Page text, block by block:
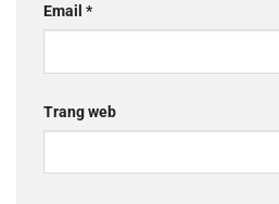
Email *
Trang web